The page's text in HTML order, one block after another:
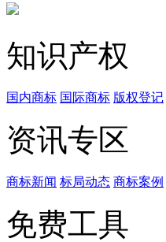
知识产权
国内商标 国际商标 版权登记
资讯专区
商标新闻 标局动态 商标案例
免费工具